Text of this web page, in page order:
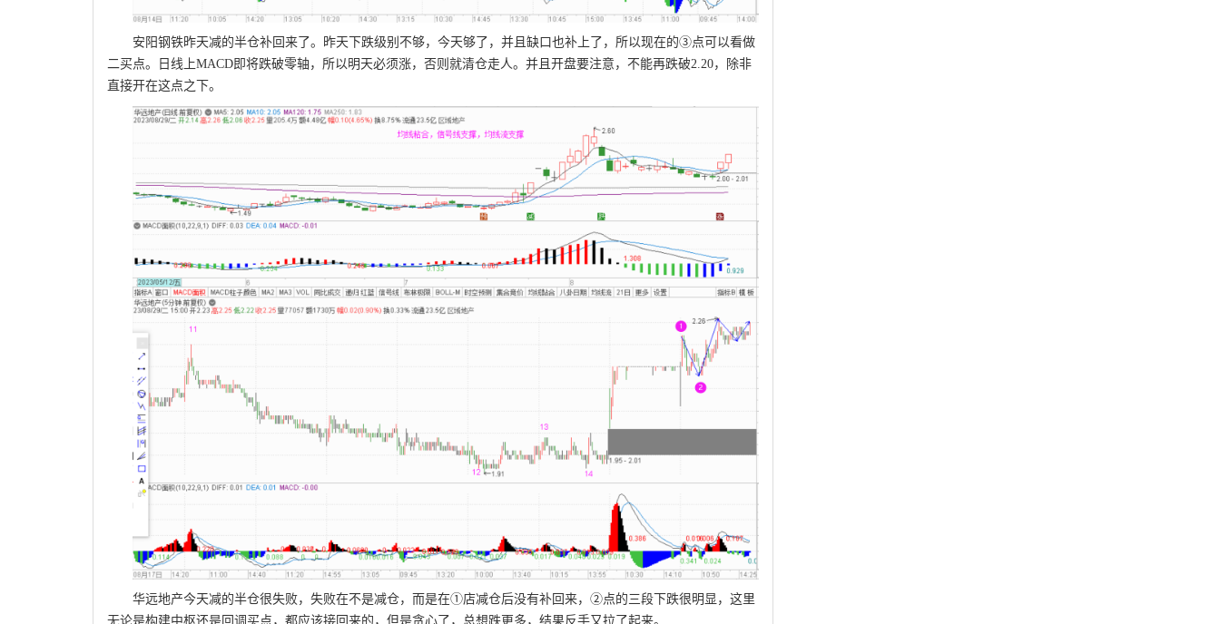
安阳钢铁昨天减的半仓补回来了。昨天下跌级别不够，今天够了，并且缺口也补上了，所以现在的③点可以看做
二买点。日线上MACD即将跌破零轴，所以明天必须涨，否则就清仓走人。并且开盘要注意，不能再跌破2.20，除非
直接开在这点之下。
华远地产今天减的半仓很失败，失败在不是减仓，而是在①店减仓后没有补回来，②点的三段下跌很明显，这里
无论是构建中枢还是回调买点，都应该接回来的，但是贪心了，总想跌更多，结果反手又拉了起来。